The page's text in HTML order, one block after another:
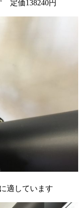
定価138240円
適しています